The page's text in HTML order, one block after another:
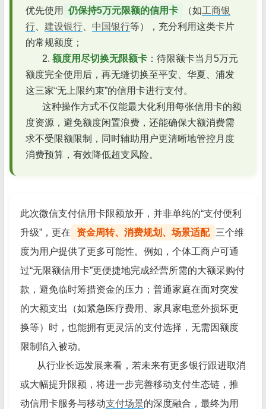
优先使用
仍保持5万元限额的信用卡 （如工商银
行
建设银行 中国银行等），充分利用这类卡片
的常规额度；
2. 额度用尽切换无限额卡 ：待限额卡当月5万元
额度完全使用后，再无缝切换至平安、华夏、浦发
这三家“无上限约束”的信用卡进行支付。
这种操作方式不仅能最大化利用每张信用卡的额
度资源，避免额度闲置浪费，还能确保大额消费需
求不受限额限制，同时辅助用户更清晰地管控月度
消费预算，有效降低超支风险。
此次微信支付信用卡限额放开，并非单纯的“支付便利
升级”，更在
资金周转、消费规划、场景适配
三个维
度为用户提供了更多可能性。例如，个体工商户可通
过“无限额信用卡”更便捷地完成经营所需的大额采购付
款，避免临时筹措资金的压力；普通家庭在面对突发
的大额支出（如紧急医疗费用、家具家电意外损坏更
换等）时，也能拥有更灵活的支付选择，无需因额度
限制陷入被动。
从行业长远发展来看，若未来有更多银行跟进取消
或大幅提升限额，将进一步完善移动支付生态链，推
动信用卡服务与移动支付场景的深度融合，最终为用